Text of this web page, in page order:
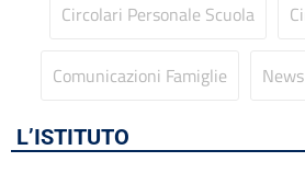
feedback
Home
Incarichi conferiti e autorizzati ai
Inclusione e BES
Circolari Personale Scuola
Comunicazioni Famiglie News
L’ISTITUTO